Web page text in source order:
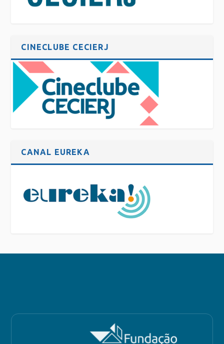
CINECLUBE CECIERJ
CANAL EUREKA